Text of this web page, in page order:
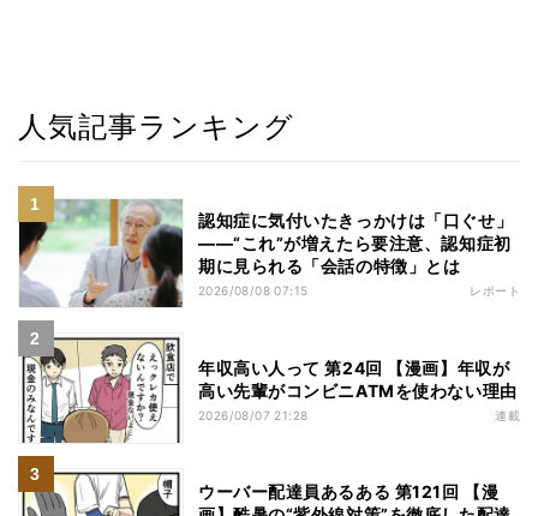
人気記事ランキング
認知症に気付いたきっかけは「口ぐせ」
――“これ”が増えたら要注意、認知症初
期に見られる「会話の特徴」とは
2026/08/08 07:15 レポート
年収高い人って 第24回 【漫画】年収が
高い先輩がコンビニATMを使わない理由
2026/08/07 21:28 連載
ウーバー配達員あるある 第121回 【漫